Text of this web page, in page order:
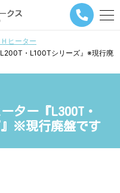
メ
ー
ビ
タ
ヒーター
・L100Tシリーズ』※現行廃
ター『L300T・
』※現行廃盤です